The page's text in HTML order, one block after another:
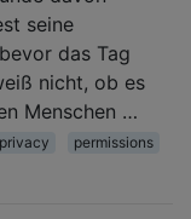
seine
das Tag
nicht, ob es
Menschen …
permissions